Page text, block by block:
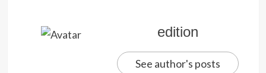
edition
See author's posts